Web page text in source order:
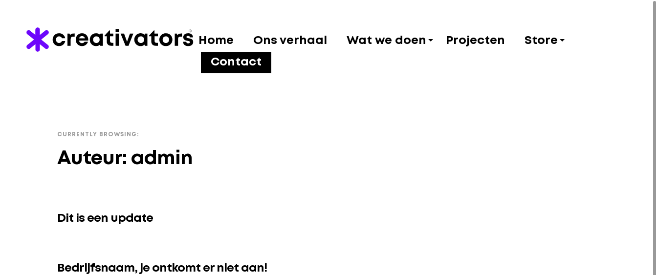
Home Ons verhaal Wat we doen Projecten Store
Contact
CURRENTLY BROWSING:
Auteur: admin
Dit is een update
Bedrijfsnaam, je ontkomt er niet aan!